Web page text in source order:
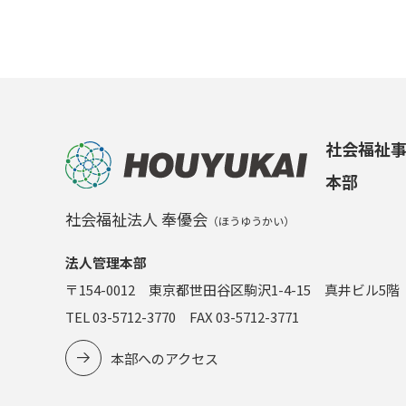
社会福祉
本部
社会福祉法人 奉優会 （ほうゆうかい）
法人管理本部
〒154-0012 東京都世田谷区駒沢1-4-15 真井ビル5階
TEL 03-5712-3770 FAX 03-5712-3771
本部へのアクセス